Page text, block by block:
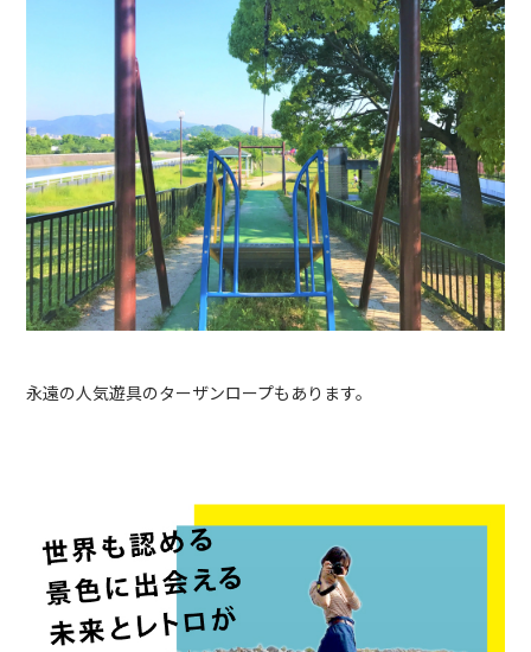
永遠の人気遊具のターザンロープもあります。